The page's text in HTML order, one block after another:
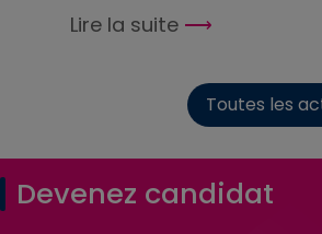
Lire la suite
Toutes les
Devenez candidat